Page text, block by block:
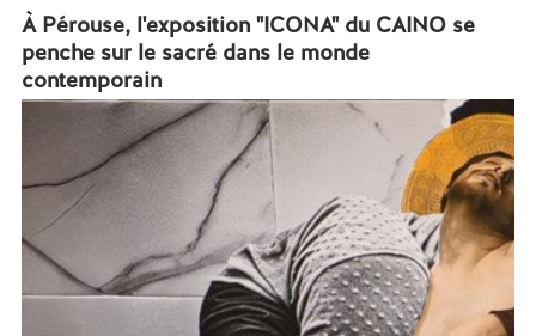
À Pérouse, l'exposition "ICONA" du CAINO se
penche sur le sacré dans le monde
contemporain